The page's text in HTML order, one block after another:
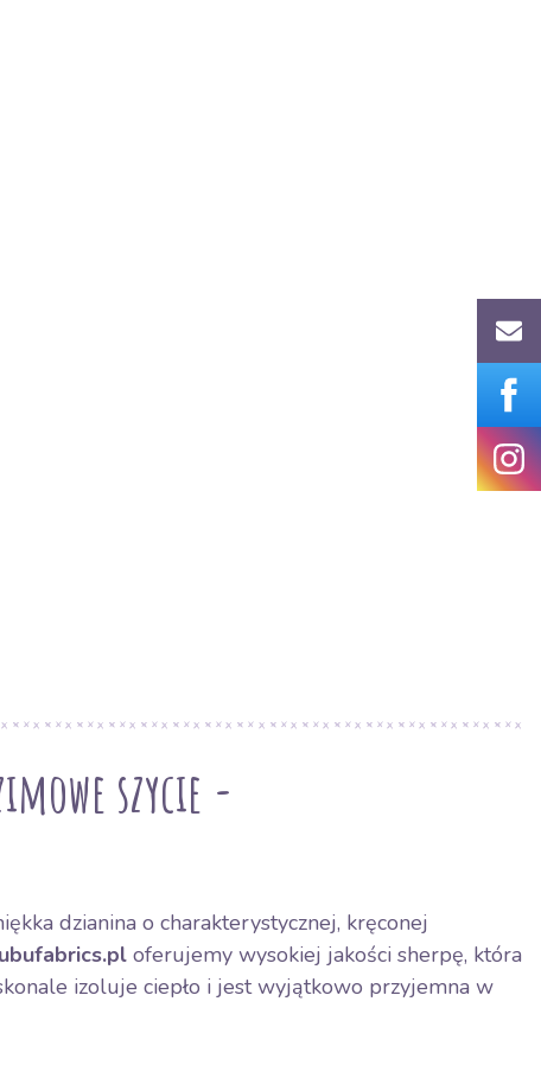
szycie -
dzianina o charakterystycznej, kręconej
oferujemy wysokiej jakości sherpę, która
izoluje ciepło i jest wyjątkowo przyjemna w